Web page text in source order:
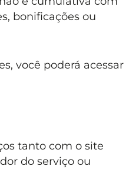
bonificações ou
você poderá acessar
tanto com o site
do serviço ou